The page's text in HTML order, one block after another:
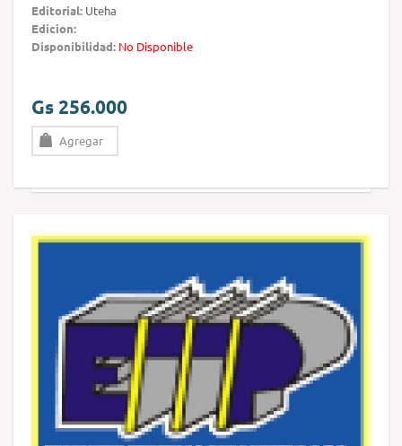
Editorial: Uteha
Edicion:
Disponibilidad: No Disponible
Gs 256.000
Agregar